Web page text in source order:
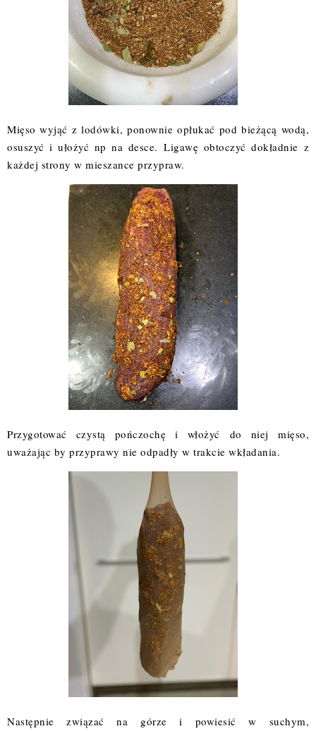
Mięso wyjąć z lodówki, ponownie opłukać pod bieżącą wodą,
osuszyć i ułożyć np na desce.Ligawę obtoczyć dokładnie z
każdej strony w mieszance przypraw.
Przygotować czystą pończochę i włożyć do niej mięso,
uważając by przyprawy nie odpadły w trakcie wkładania.
Następnie związać na górze i powiesić w suchym,